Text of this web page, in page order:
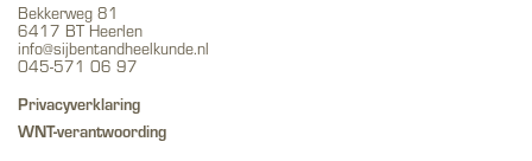
Bekkerweg 81
6417 BT Heerlen
info@sijbentandheelkunde.nl
045-571 06 97
Privacyverklaring
WNT-verantwoording